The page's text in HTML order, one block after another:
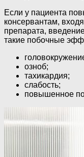
Если у пациента
консервантам,
препарата,
такие побочные
озноб;
тахикардия;
слабость;
повышенное